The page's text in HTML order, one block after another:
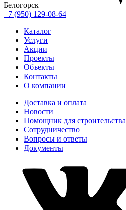
Белогорск
+7 (950) 129-08-64
Каталог
Услуги
Акции
Проекты
Объекты
Контакты
О компании
Доставка и оплата
Новости
Помощник для строительства
Сотрудничество
Вопросы и ответы
Документы